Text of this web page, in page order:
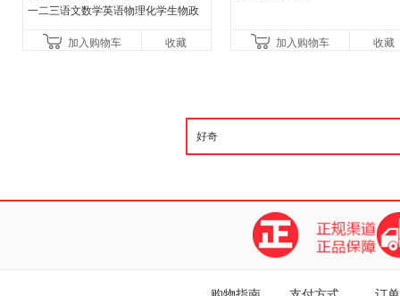
一二三语文数学英语物理化学生物政
教辅资料加入购物车 收藏 加入购物车 收藏